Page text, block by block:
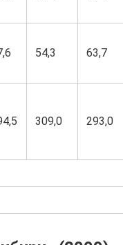
54,3 63,7
309,0 293,0